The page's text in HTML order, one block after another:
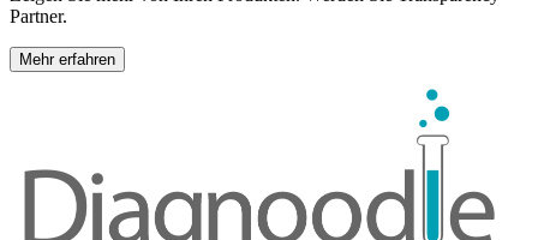
Partner.
Mehr erfahren